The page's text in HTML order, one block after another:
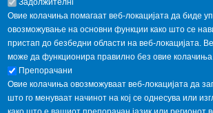
ГАЛЕРИЈА
Задолжителнi
Овие колачиња помагаат веб-локацијата да биде
овозможување на основни функции како што се
пристап до безбедни области на веб-локацијата.
може да функционира правилно без овие
Препорачани
Овие колачиња овозможуваат веб-локацијата да
што го менуваат начинот на кој се однесува или